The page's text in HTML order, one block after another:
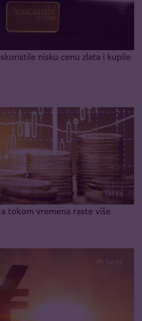
nisku cenu zlata i kupile
tokom vremena raste više